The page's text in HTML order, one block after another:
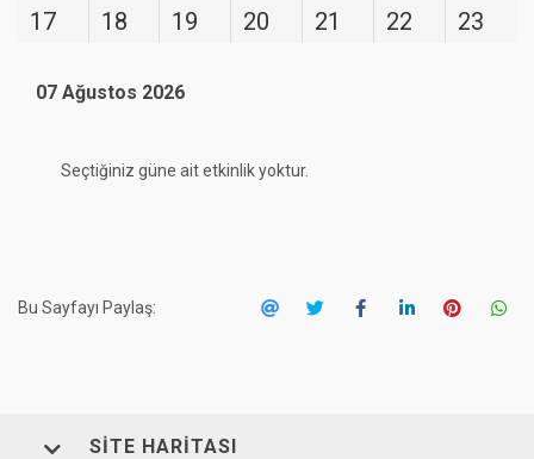
17 18 19 20 21 22 23
07 Ağustos 2026
Seçtiğiniz güne ait etkinlik yoktur.
Bu Sayfayı Paylaş:
SITE HARITASI